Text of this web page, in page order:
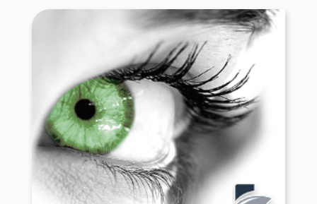
Béhoust 78910
Bennecourt 78270
Beynes 78650
Blaru 78270
Boinville-en-Mantois 78930
Boinville-le-Gaillard 78660
Boinvilliers 78200
Bois-d'Arcy 78390
Boissets 78910
La Boissière-École 78125
Boissy-Mauvoisin 78200
Boissy-sans-Avoir 78490
Bonnelles 78830
Bonnières-sur-Seine 78270
Bouafle 78410
Bougival 78380
Bourdonné 78113
Breuil-Bois-Robert 78930
Bréval 78980
Les Bréviaires 78610
Brueil-en-Vexin 78440
Buc 78530
Buchelay 78200
Bullion 78830
Carrières-sous-Poissy 78955